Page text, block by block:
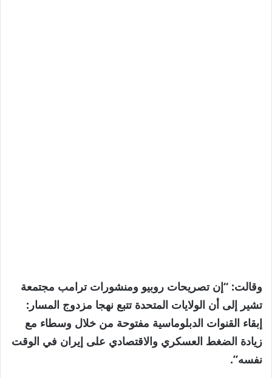
وقالت: “إن تصريحات روبيو ومنشورات ترامب مجتمعة
تشير إلى أن الولايات المتحدة تتبع نهجا مزدوج المسار:
إبقاء القنوات الدبلوماسية مفتوحة من خلال وسطاء مع
زيادة الضغط العسكري والاقتصادي على إيران في الوقت
نفسه”.